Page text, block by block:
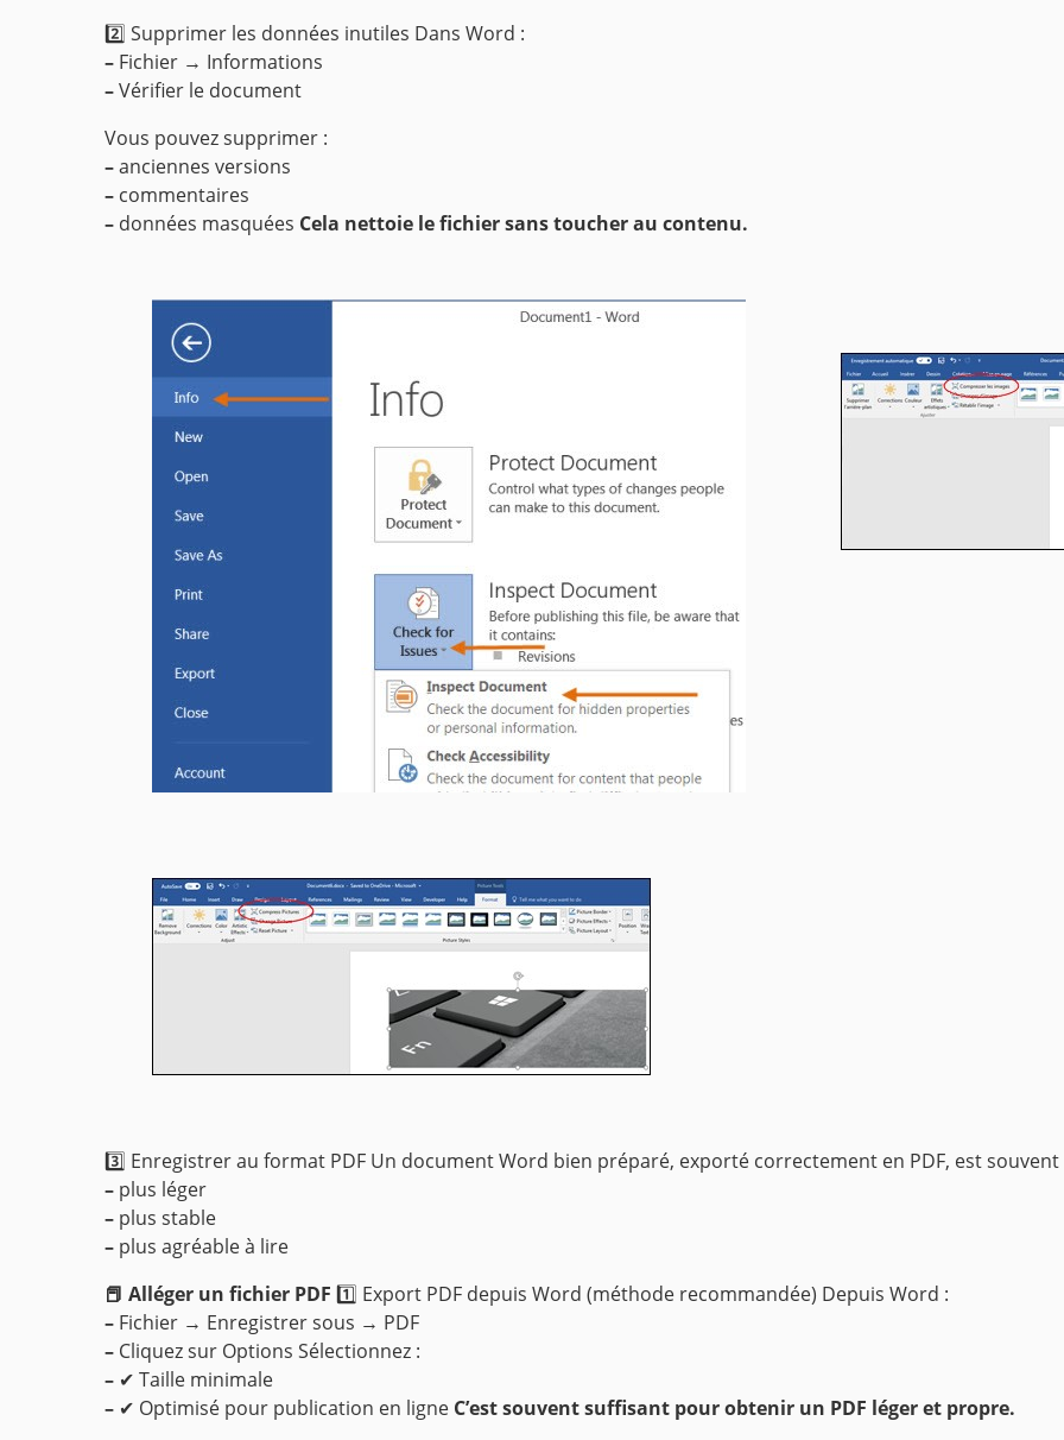
2️⃣ Supprimer les données inutiles Dans Word :
– Fichier → Informations
–Vérifier le document
Vous pouvez supprimer :
–anciennes versions
– commentaires
– données masquées Cela nettoie le fichier sans toucher au contenu.
3️⃣ Enregistrer au format PDF Un document Word bien préparé, exporté correctement en PDF, est souvent
– plus léger
– plus stable
– plus agréable à lire
📕 Alléger un fichier PDF 1️⃣ Export PDF depuis Word (méthode recommandée) Depuis Word :
– Fichier → Enregistrer sous → PDF
– Cliquez sur Options Sélectionnez :
– ✔ Taille minimale
– ✔ Optimisé pour publication en ligne C’est souvent suffisant pour obtenir un PDF léger et propre.